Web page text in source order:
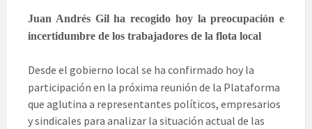
Juan Andrés Gil ha recogido hoy la preocupación e
incertidumbre de los trabajadores de la flota local
Desde el gobierno local se ha confirmado hoy la
participación en la próxima reunión de la Plataforma
que aglutina a representantes políticos, empresarios
y sindicales para analizar la situación actual de las